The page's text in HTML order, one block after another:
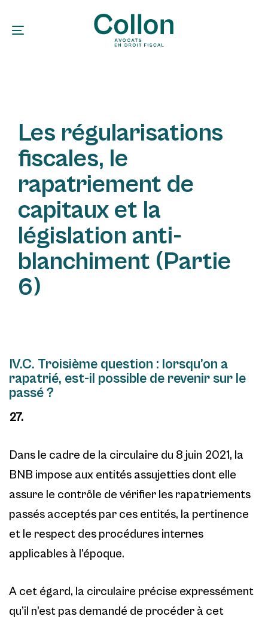
links
to
Les régularisations
fiscales, le
rapatriement de
capitaux et la
législation anti-
blanchiment (Partie
6)
IV.C. Troisième question : lorsqu’on a
rapatrié, est-il possible de revenir sur le
passé ?
27.
Dans le cadre de la circulaire du 8 juin 2021, la
BNB impose aux entités assujetties dont elle
assure le contrôle de vérifier les rapatriements
passés acceptés par ces entités, la pertinence
et le respect des procédures internes
applicables à l’époque.
A cet égard, la circulaire précise expressément
qu’il n’est pas demandé de procéder à cet